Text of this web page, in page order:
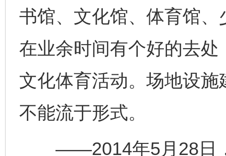
书馆、文化馆、体育馆
在业余时间有个好的去
文化体育活动。场地设
不能流于形式。
——2014年5月28日，